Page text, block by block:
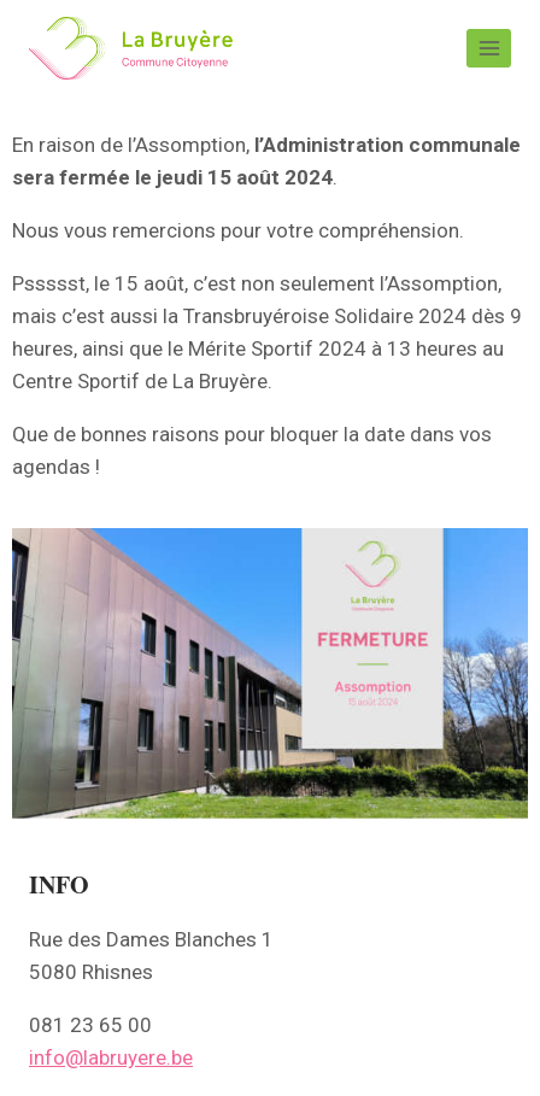
En raison de l’Assomption, l’Administration communale
sera fermée le jeudi 15 août 2024.
Nous vous remercions pour votre compréhension.
Pssssst, le 15 août, c’est non seulement l’Assomption,
mais c’est aussi la Transbruyéroise Solidaire 2024 dès 9
heures, ainsi que le Mérite Sportif 2024 à 13 heures au
Centre Sportif de La Bruyère.
Que de bonnes raisons pour bloquer la date dans vos
agendas !
INFO
Rue des Dames Blanches 1
5080 Rhisnes
081 23 65 00
info@labruyere.be